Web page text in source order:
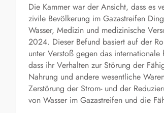
Die Kammer war der Ansicht, dass es
zivile Bevölkerung im Gazastreifen
Wasser, Medizin und medizinische
2024. Dieser Befund basiert auf der
unter Verstoß gegen das
dass ihr Verhalten zur Störung der
Nahrung und andere wesentliche
Zerstörung der Strom- und der
von Wasser im Gazastreifen und die